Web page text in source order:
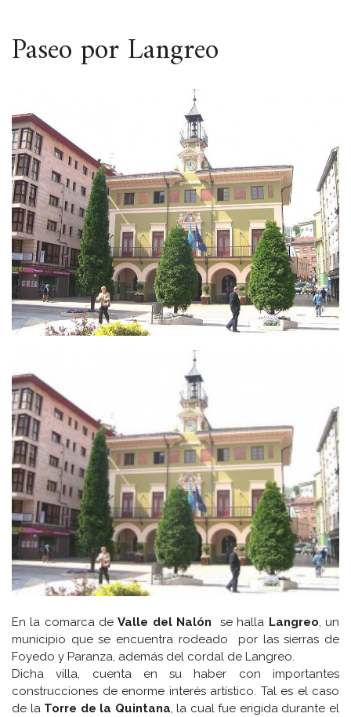
ESPACIO
Paseo por Langreo
En la comarca deValle del Nalón se halla Langreo, un
municipio que se encuentra rodeado por las sierras de
Foyedo y Paranza, además del cordal de Langreo.
Dicha villa, cuenta en su haber con importantes
construcciones de enorme interés artístico. Tal es el caso
de la Torre de la Quintana, la cual fue erigida durante el